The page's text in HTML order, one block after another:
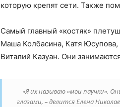
которую крепят сети. Также
Самый главный «костяк»
Маша Колбасина, Катя
Виталий Казуан. Они
«Я их называю «мои паучки».
глазами, – делится Елена